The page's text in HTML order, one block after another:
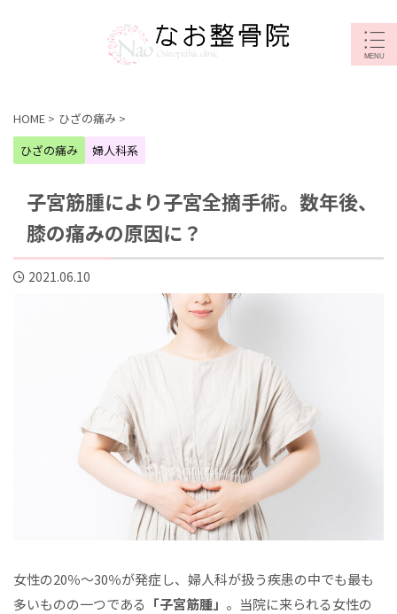
HOME > ひざの痛み >
ひざの痛み
婦人科系
子宮筋腫により子宮全摘手術。数年後、
膝の痛みの原因に？
2021.06.10
女性の20％～30％が発症し、婦人科が扱う疾患の中でも最も
多いものの一つである 「子宮筋腫」 。当院に来られる女性の